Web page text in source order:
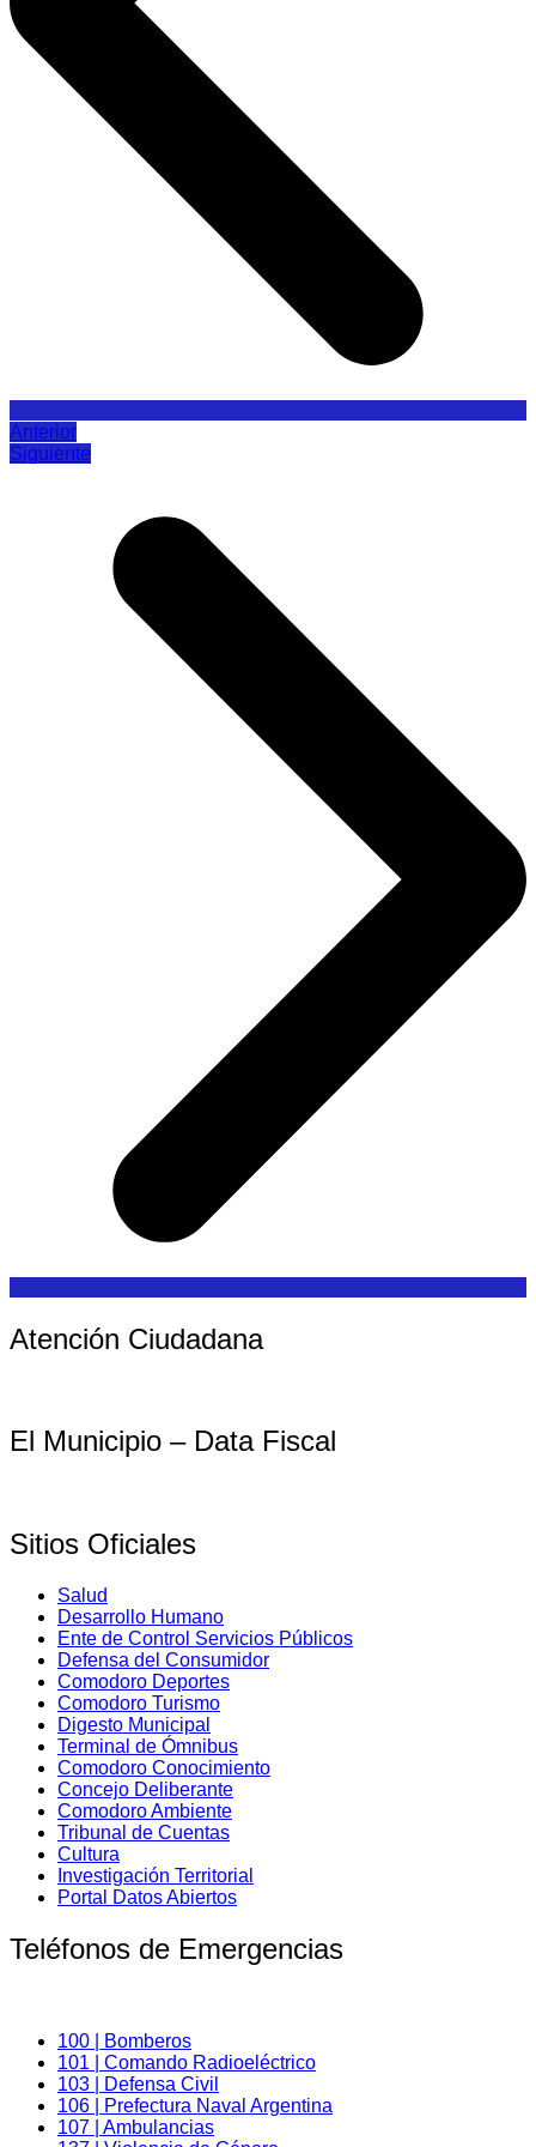
Anterior
Siguiente
Atención Ciudadana
El Municipio – Data Fiscal
Sitios Oficiales
Salud
Desarrollo Humano
Ente de Control Servicios Públicos
Defensa del Consumidor
Comodoro Deportes
Comodoro Turismo
Digesto Municipal
Terminal de Ómnibus
Comodoro Conocimiento
Concejo Deliberante
Comodoro Ambiente
Tribunal de Cuentas
Cultura
Investigación Territorial
Portal Datos Abiertos
Teléfonos de Emergencias
100 | Bomberos
101 | Comando Radioeléctrico
103 | Defensa Civil
106 | Prefectura Naval Argentina
107 | Ambulancias